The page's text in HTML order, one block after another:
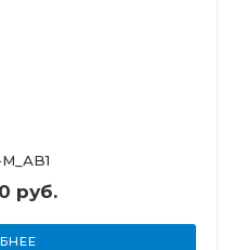
руб.